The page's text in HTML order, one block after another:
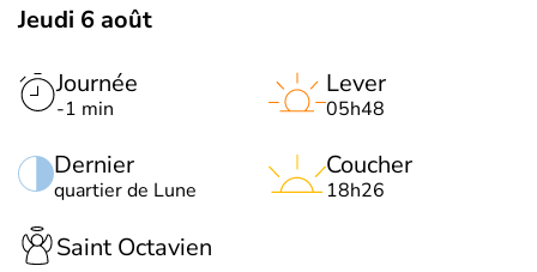
Jeudi 6 août
Journée
-1 min
Dernier
quartier de Lune
Lever
05h48
Coucher
18h26
Saint Octavien